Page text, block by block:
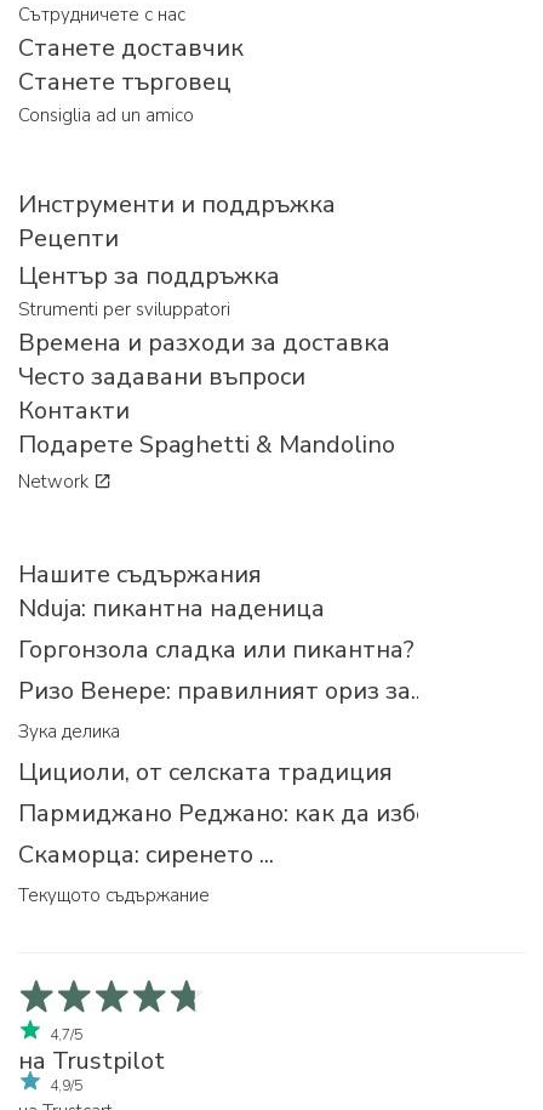
Сътрудничете с нас
Станете доставчик
Станете търговец
Consiglia ad un amico
Инструменти и поддръжка
Рецепти
Център за поддръжка
Strumenti per sviluppatori
Времена и разходи за доставка
Често задавани въпроси
Контакти
Подарете Spaghetti & Mandolino
Network
Нашите съдържания
Nduja: пикантна наденица
Горгонзола сладка или пикантна?
Ризо Венере: правилният ориз за...
Зука делика
Цициоли, от селската традиция
Пармиджано Реджано: как да изберем
Скаморца: сиренето ...
Текущото съдържание
4,7/5
на Trustpilot
4,9/5